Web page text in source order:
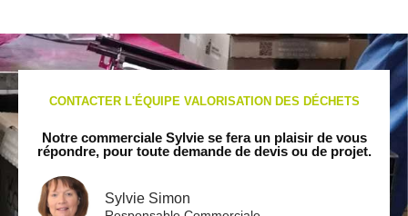
CONTACTER L'ÉQUIPE VALORISATION DES DÉCHETS
Notre commerciale Sylvie se fera un plaisir de vous
répondre, pour toute demande de devis ou de projet.
Sylvie Simon